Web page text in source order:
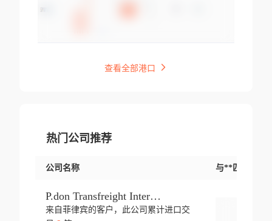
查看全部港口
热门公司推荐
公司名称 与**匹配交易
P.don Transfreight International
来自菲律宾的客户，此公司累计进口交